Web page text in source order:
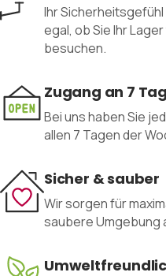
Ihr
egal, ob Sie Ihr
besuchen.
Zugang an 7
Bei uns haben Sie
allen 7 Tagen der
Sicher & sauber
Wir sorgen für
saubere Umgebung